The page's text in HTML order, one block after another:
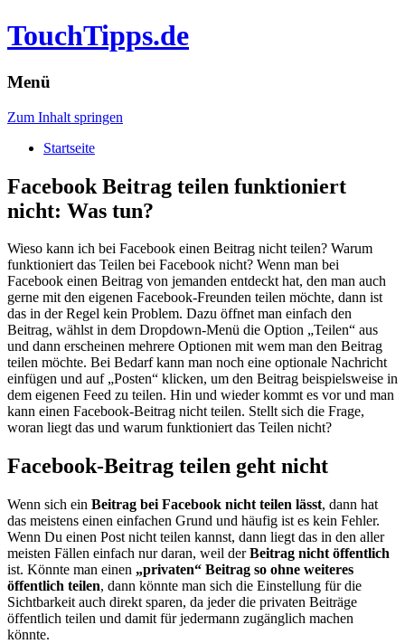
TouchTipps.de
Menü
Zum Inhalt springen
Startseite
Facebook Beitrag teilen funktioniert
nicht: Was tun?
Wieso kann ich bei Facebook einen Beitrag nicht teilen? Warum
funktioniert das Teilen bei Facebook nicht? Wenn man bei
Facebook einen Beitrag von jemanden entdeckt hat, den man auch
gerne mit den eigenen Facebook-Freunden teilen möchte, dann ist
das in der Regel kein Problem. Dazu öffnet man einfach den
Beitrag, wählst in dem Dropdown-Menü die Option „Teilen“ aus
und dann erscheinen mehrere Optionen mit wem man den Beitrag
teilen möchte. Bei Bedarf kann man noch eine optionale Nachricht
einfügen und auf „Posten“ klicken, um den Beitrag beispielsweise in
dem eigenen Feed zu teilen. Hin und wieder kommt es vor und man
kann einen Facebook-Beitrag nicht teilen. Stellt sich die Frage,
woran liegt das und warum funktioniert das Teilen nicht?
Facebook-Beitrag teilen geht nicht
Wenn sich ein Beitrag bei Facebook nicht teilen lässt, dann hat
das meistens einen einfachen Grund und häufig ist es kein Fehler.
Wenn Du einen Post nicht teilen kannst, dann liegt das in den aller
meisten Fällen einfach nur daran, weil derBeitrag nicht öffentlich
ist. Könnte man einen „privaten“ Beitrag so ohne weiteres
öffentlich teilen, dann könnte man sich die Einstellung für die
Sichtbarkeit auch direkt sparen, da jeder die privaten Beiträge
öffentlich teilen und damit für jedermann zugänglich machen
könnte.